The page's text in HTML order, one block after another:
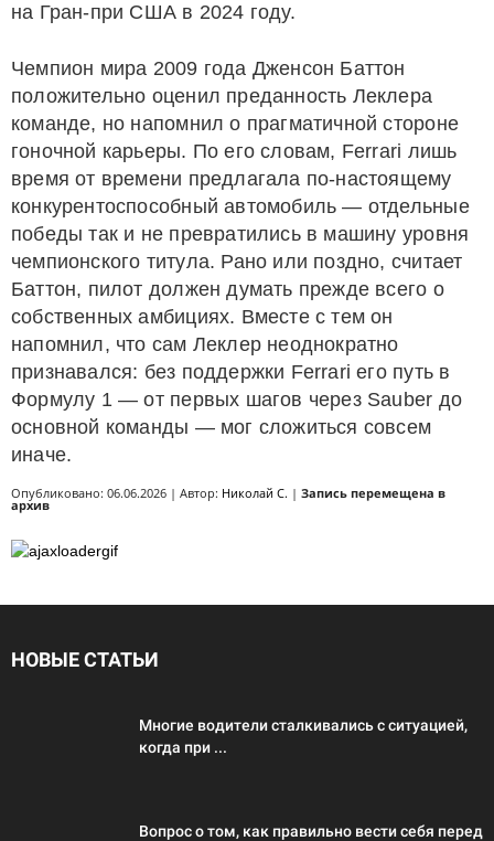
на Гран-при США в 2024 году.
Чемпион мира 2009 года Дженсон Баттон
положительно оценил преданность Леклера
команде, но напомнил о прагматичной стороне
гоночной карьеры. По его словам, Ferrari лишь
время от времени предлагала по-настоящему
конкурентоспособный автомобиль — отдельные
победы так и не превратились в машину уровня
чемпионского титула. Рано или поздно, считает
Баттон, пилот должен думать прежде всего о
собственных амбициях. Вместе с тем он
напомнил, что сам Леклер неоднократно
признавался: без поддержки Ferrari его путь в
Формулу 1 — от первых шагов через Sauber до
основной команды — мог сложиться совсем
иначе.
Опубликовано: 06.06.2026 | Автор: Николай С. | Запись перемещена в
архив
НОВЫЕ СТАТЬИ
Многие водители сталкивались с ситуацией,
когда при ...
Вопрос о том, как правильно вести себя перед